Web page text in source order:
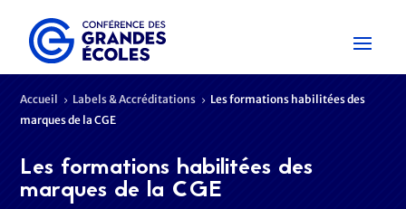
Accueil 5 Labels & Accréditations 5 Les formations habilitées des
marques de la CGE
Les formations habilitées des
marques de la CGE